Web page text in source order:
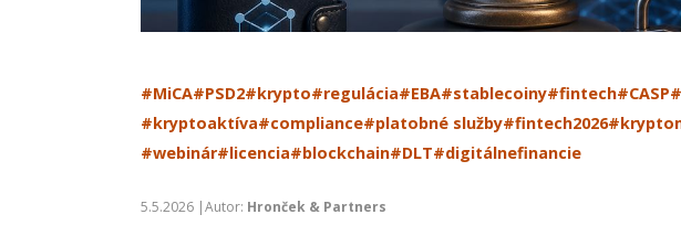
#MiCA#PSD2#krypto#regulácia#EBA#stablecoiny#fintech#CASP
#kryptoaktíva#compliance#platobné služby#fintech2026
#webinár#licencia#blockchain#DLT#digitálnefinancie
5.5.2026 |Autor: Hronček & Partners